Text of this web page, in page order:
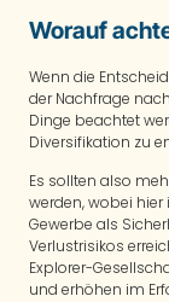
Worauf
Wenn die
der Nachfrage
Dinge beachtet
Diversifikation zu
Es sollten also
werden, wobei
Gewerbe als
Verlustrisikos
Explorer-
und erhöhen im